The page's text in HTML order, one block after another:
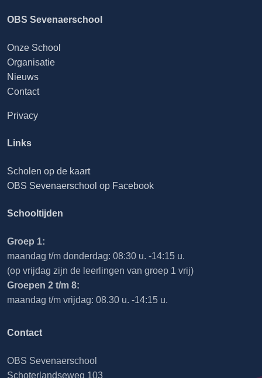
OBS Sevenaerschool
Onze School
Organisatie
Nieuws
Contact
Privacy
Links
Scholen op de kaart
OBS Sevenaerschool op Facebook
Schooltijden
Groep 1:
maandag t/m donderdag: 08:30 u. -14:15 u.
(op vrijdag zijn de leerlingen van groep 1 vrij)
Groepen 2 t/m 8:
maandag t/m vrijdag: 08.30 u. -14:15 u.
Contact
OBS Sevenaerschool
Schoterlandseweg 103